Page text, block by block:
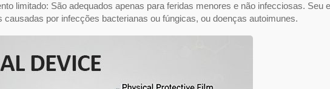
limitado: São adequados apenas para feridas menores e não infecciosas. Seu
causadas por infecções bacterianas ou fúngicas, ou doenças autoimunes.